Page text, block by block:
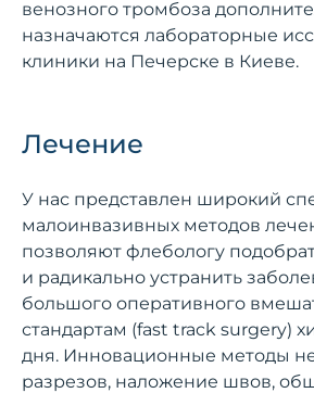
венозного тромбоза
назначаются лабораторные
клиники на Печерске в Киеве.
Лечение
У нас представлен широкий
малоинвазивных методов
позволяют флебологу
и радикально устранить
большого оперативного
стандартам (fast track surgery)
дня. Инновационные методы
разрезов, наложение швов,